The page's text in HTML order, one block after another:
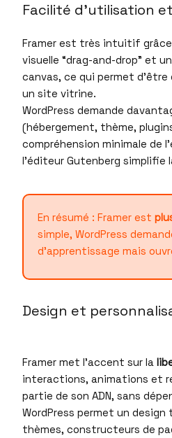
Facilité d’utilisation
Framer est très intuitif grâce
visuelle “drag-and-drop” et
canvas, ce qui permet
un site vitrine.
WordPress demande
(hébergement, thème,
compréhension minimale de
l’éditeur Gutenberg simplifie
En résumé : Framer est
simple, WordPress
d’apprentissage mais
Design et
Framer met l’accent sur la
interactions, animations et
partie de son ADN, sans
WordPress permet un design
thèmes, constructeurs de